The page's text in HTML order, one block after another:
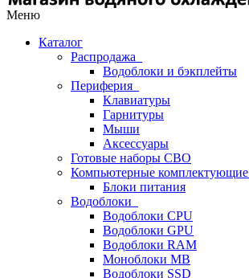
Меню
Каталог
Распродажа
Водоблоки и бэкплейты
Периферия
Клавиатуры
Гарнитуры
Мыши
Аксессуары
Готовые наборы СВО
Компьютерные комплектующие
Блоки питания
Водоблоки
Водоблоки CPU
Водоблоки GPU
Водоблоки RAM
Моноблоки MB
Водоблоки SSD